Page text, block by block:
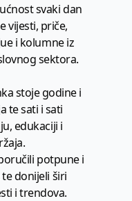
svaki dan
vijesti, priče,
i kolumne iz
sektora.
stoje godine i
te sati i sati
edukaciji i
potpune i
donijeli širi
i trendova.